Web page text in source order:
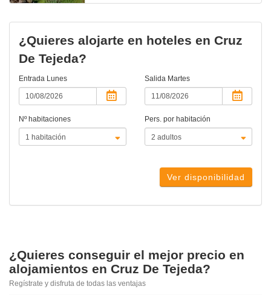
¿Quieres alojarte en hoteles en Cruz
De Tejeda?
Entrada Lunes Salida Martes
Nº habitaciones Pers. por habitación
Ver disponibilidad
¿Quieres conseguir el mejor precio en
alojamientos en Cruz De Tejeda?
Regístrate y disfruta de todas las ventajas